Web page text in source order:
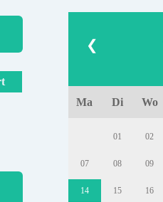
❮
Ma Di Wo
01 02
07 08 09
14 15 16